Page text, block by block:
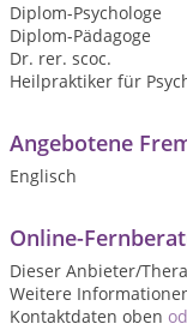
Diplom-Psychologe
Diplom-Pädagoge
Dr. rer. scoc.
Heilpraktiker für
Angebotene
Englisch
Online-
Dieser Anbieter/
Weitere
Kontaktdaten oben